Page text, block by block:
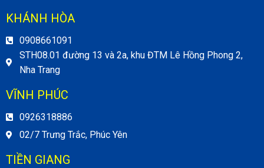
KHÁNH HÒA
0908661091
STH08.01 đường 13 và 2a, khu ĐTM Lê Hồng Phong 2,
Nha Trang
VĨNH PHÚC
0926318886
02/7 Trưng Trắc, Phúc Yên
TIỀN GIANG